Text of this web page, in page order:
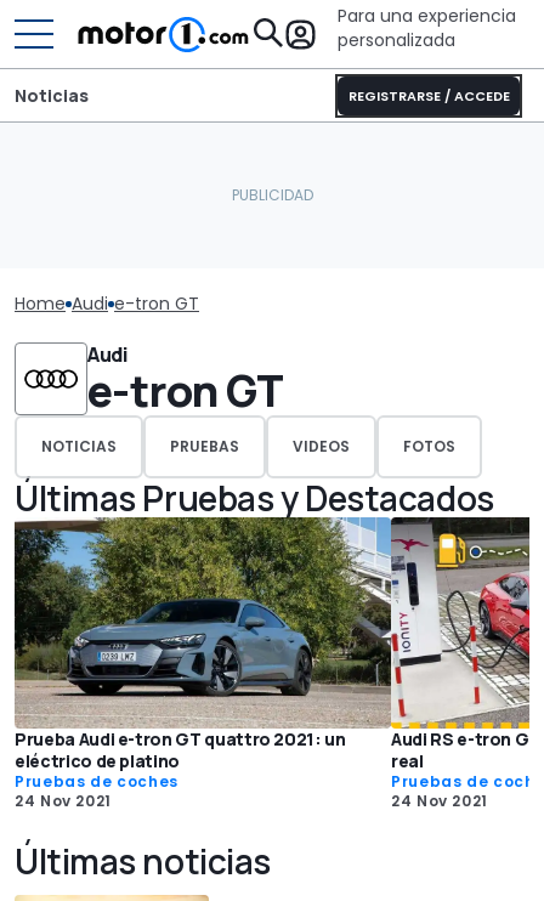
Para una experiencia
personalizada
REGISTRARSE / ACCEDE
Noticias
Home Audi e-tron GT
Audi
e-tron GT
NOTICIAS PRUEBAS VIDEOS FOTOS
Últimas Pruebas y Destacados
Prueba Audi e-tron GT quattro 2021: un
eléctrico de platino
Pruebas de coches
24 Nov 2021
Audi RS e-tron
real
Pruebas de
24 Nov 2021
Últimas noticias